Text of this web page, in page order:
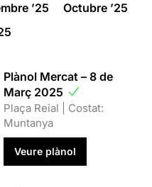
’25
Octubre ’25
Plànol Mercat – 8 de
Març 2025
Plaça Reial | Costat:
Muntanya
Veure plànol